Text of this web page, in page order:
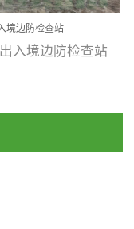
来越枝繁叶茂，终
为一棵参天大树！
保截止2020年拥有
家网点分支机构。
工程案...
境边防检查站
空气治理项目
入境边防检查站
设在对外开放口
入境边防检查